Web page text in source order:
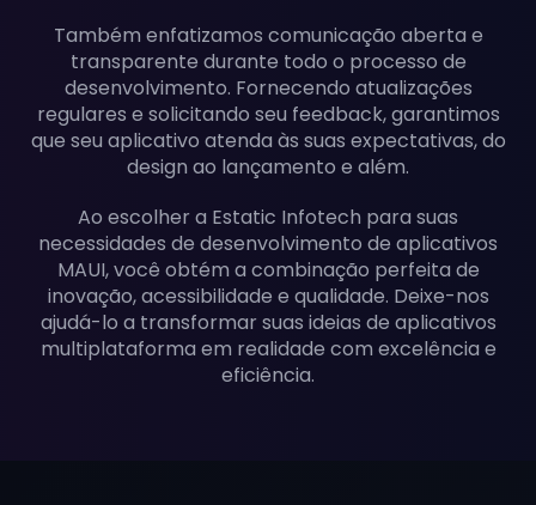
Também enfatizamos comunicação aberta e
transparente durante todo o processo de
desenvolvimento. Fornecendo atualizações
regulares e solicitando seu feedback, garantimos
que seu aplicativo atenda às suas expectativas, do
design ao lançamento e além.
Ao escolher a Estatic Infotech para suas
necessidades de desenvolvimento de aplicativos
MAUI, você obtém a combinação perfeita de
inovação, acessibilidade e qualidade. Deixe-nos
ajudá-lo a transformar suas ideias de aplicativos
multiplataforma em realidade com excelência e
eficiência.